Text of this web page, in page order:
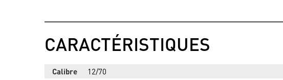
CARACTÉRISTIQUES
Calibre 12/70